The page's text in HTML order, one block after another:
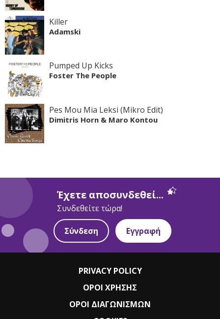
Killer
Adamski
Pumped Up Kicks
Foster The People
Pes Mou Mia Leksi (Mikro Edit)
Dimitris Horn & Maro Kontou
Έχετε αποσυνδεθεί...
Συνδεθείτε τώρα!
Σύνδεση Εγγραφή
PRIVACY POLICY
ΟΡΟΙ ΧΡΗΣΗΣ
ΟΡΟΙ ΔΙΑΓΩΝΙΣΜΩΝ